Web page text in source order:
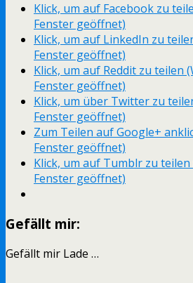
Klick, um auf Facebook zu
Fenster geöffnet)
Klick, um auf LinkedIn zu
Fenster geöffnet)
Klick, um auf Reddit zu teilen
Fenster geöffnet)
Klick, um über Twitter zu
Fenster geöffnet)
Zum Teilen auf Google+
Fenster geöffnet)
Klick, um auf Tumblr zu
Fenster geöffnet)
Gefällt mir:
Gefällt mir Lade …